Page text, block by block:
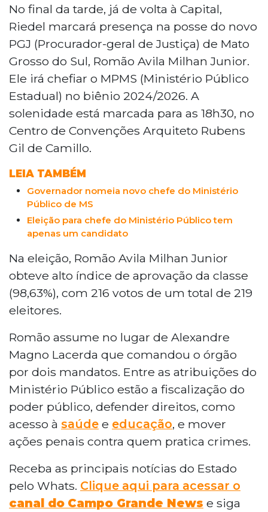
No final da tarde, já de volta à Capital,
Riedel marcará presença na posse do novo
PGJ (Procurador-geral de Justiça) de Mato
Grosso do Sul, Romão Avila Milhan Junior.
Ele irá chefiar o MPMS (Ministério Público
Estadual) no biênio 2024/2026. A
solenidade está marcada para as 18h30, no
Centro de Convenções Arquiteto Rubens
Gil de Camillo.
LEIA TAMBÉM
Governador nomeia novo chefe do Ministério
Público de MS
Eleição para chefe do Ministério Público tem
apenas um candidato
Na eleição, Romão Avila Milhan Junior
obteve alto índice de aprovação da classe
(98,63%), com 216 votos de um total de 219
eleitores.
Romão assume no lugar de Alexandre
Magno Lacerda que comandou o órgão
por dois mandatos. Entre as atribuições do
Ministério Público estão a fiscalização do
poder público, defender direitos, como
acesso à saúde e educação, e mover
ações penais contra quem pratica crimes.
Receba as principais notícias do Estado
pelo Whats. Clique aqui para acessar o
canal do Campo Grande News e siga